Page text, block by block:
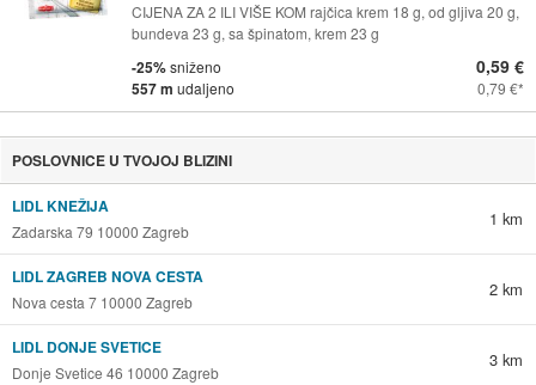
CIJENA ZA 2 ILI VIŠE KOM rajčica krem 18 g, od gljiva 20 g,
bundeva 23 g, sa špinatom, krem 23 g
-25%sniženo
557 m udaljeno
0,59 €
0,79 €
POSLOVNICE U TVOJOJ BLIZINI
LIDL KNEŽIJA
Zadarska 79 10000 Zagreb
1 km
LIDL ZAGREB NOVA CESTA
Nova cesta 7 10000 Zagreb
2 km
LIDL DONJE SVETICE
Donje Svetice 46 10000 Zagreb
3 km